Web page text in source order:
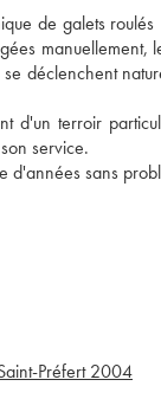
de galets
manuellement,
déclenchent
d'un terroir
service.
d'années sans
Préfert 2004